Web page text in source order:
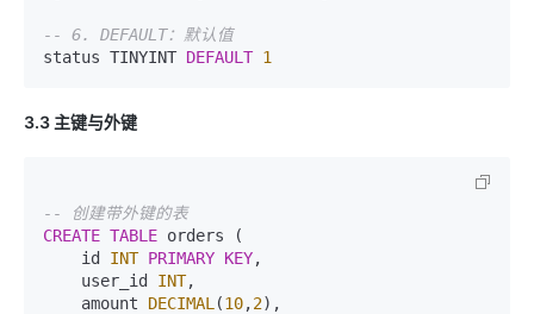
-- 6. DEFAULT：默认值
status TINYINT DEFAULT 1
3.3 主键与外键
-- 创建带外键的表
CREATE TABLE orders (
    id
INT PRIMARY KEY,
    user_id
INT,
    amount
DECIMAL (10,2),